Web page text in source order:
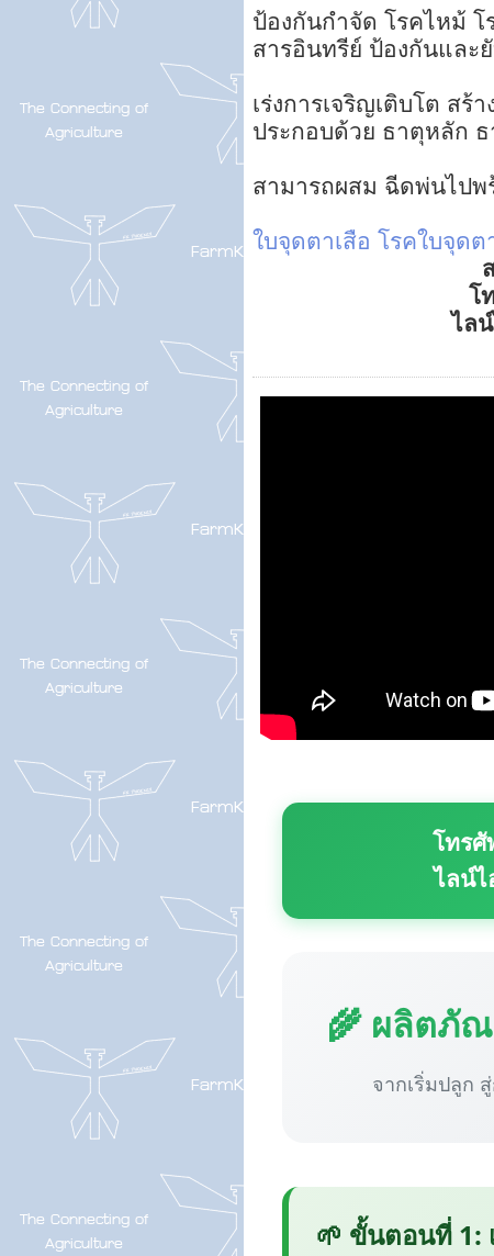
ป้องกันกำจัด โรคไหม้ โ
สารอินทรีย์ ป้องกันและ
เร่งการเจริญเติบโต ส
ประกอบด้วย ธาตุหลัก
สามารถผสม ฉีดพ่นไปพ
ใบจุดตาเสือ โรคใบจุดต
โ
ไล
โทร
ไลน์
🌾 ผลิตภั
จากเริ่มปลูก
🌱 ขั้นตอนที่ 1: